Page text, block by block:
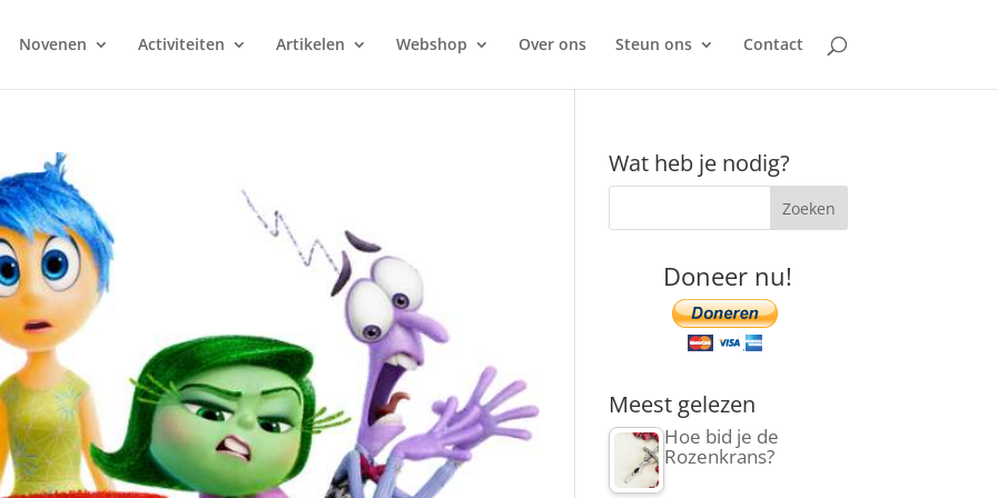
Novenen Activiteiten Artikelen Webshop Over ons Steun ons Contact
Wat heb je nodig?
Doneer nu!
Meest gelezen
Hoe bid je de
Rozenkrans?